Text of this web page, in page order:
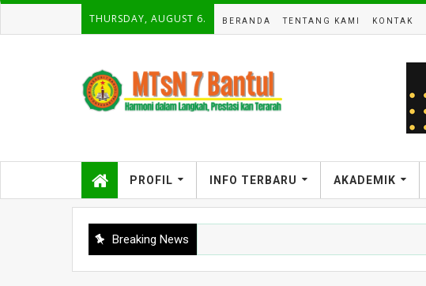
THURSDAY, AUGUST 6. BERANDA TENTANG KAMI KONTAK
PROFIL INFO TERBARU AKADEMIK
Breaking News